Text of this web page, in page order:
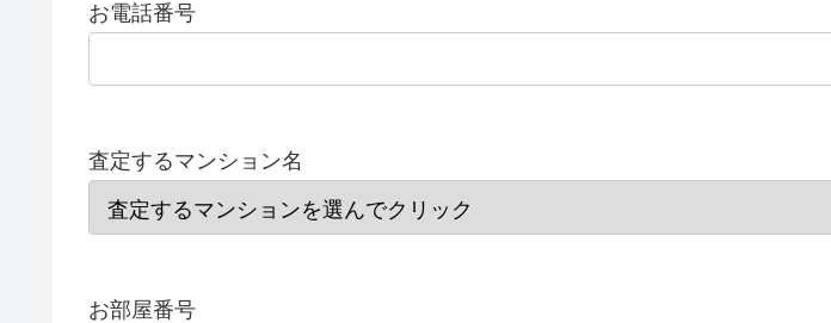
お電話番号
査定するマンション名
お部屋番号